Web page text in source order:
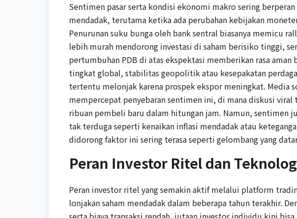
Sentimen pasar serta kondisi ekonomi makro sering
mendadak, terutama ketika ada perubahan kebijakan
Penurunan suku bunga oleh bank sentral biasanya memicu
lebih murah mendorong investasi di saham berisiko tinggi,
pertumbuhan PDB di atas ekspektasi memberikan rasa
tingkat global, stabilitas geopolitik atau kesepakatan
tertentu melonjak karena prospek ekspor meningkat. Media
mempercepat penyebaran sentimen ini, di mana diskusi
ribuan pembeli baru dalam hitungan jam. Namun, sentimen
tak terduga seperti kenaikan inflasi mendadak atau
didorong faktor ini sering terasa seperti gelombang yang
Peran Investor Ritel dan
Peran investor ritel yang semakin aktif melalui platform
lonjakan saham mendadak dalam beberapa tahun terakhir.